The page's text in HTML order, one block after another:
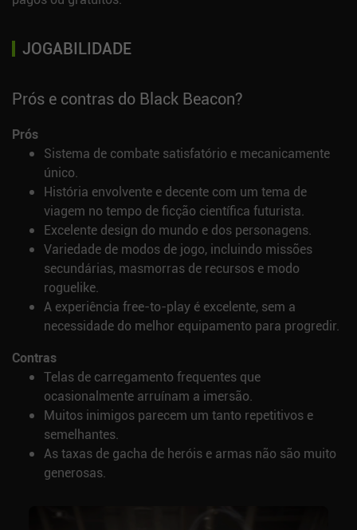
JOGABILIDADE
Prós e contras do Black Beacon?
Prós
Sistema de combate satisfatório e mecanicamente
único.
História envolvente e decente com um tema de
viagem no tempo de ficção científica futurista.
Excelente design do mundo e dos personagens.
Variedade de modos de jogo, incluindo missões
secundárias, masmorras de recursos e modo
roguelike.
A experiência free-to-play é excelente, sem a
necessidade do melhor equipamento para progredir.
Contras
Telas de carregamento frequentes que
ocasionalmente arruínam a imersão.
Muitos inimigos parecem um tanto repetitivos e
semelhantes.
As taxas de gacha de heróis e armas não são muito
generosas.